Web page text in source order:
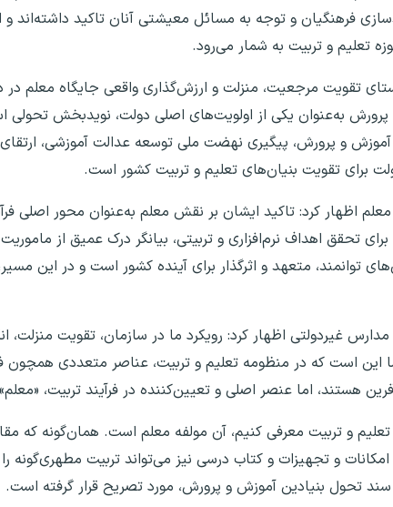
فرهنگیان و توجه به مسائل معیشتی آنان تاکید داشته‌اند و
تعلیم و تربیت به شمار می‌رود.
تقویت مرجعیت، منزلت و ارزش‌گذاری واقعی جایگاه معلم در
به‌عنوان یکی از اولویت‌های اصلی دولت، نویدبخش تحولی
و پرورش، پیگیری نهضت ملی توسعه عدالت آموزشی،
برای تقویت بنیان‌های تعلیم و تربیت کشور است.
اظهار کرد: تاکید ایشان بر نقش معلم به‌عنوان محور اصلی
تحقق اهداف نرم‌افزاری و تربیتی، بیانگر درک عمیق از
توانمند، متعهد و اثرگذار برای آینده کشور است و در این
غیردولتی اظهار کرد: رویکرد ما در سازمان، تقویت منزلت،
این است که در منظومه تعلیم و تربیت، عناصر متعددی همچون
هستند، اما عنصر اصلی و تعیین‌کننده در فرآیند تربیت،
تعلیم و تربیت معرفی کنیم، آن مولفه معلم است. همان‌گونه که
امکانات و تجهیزات و کتاب درسی نیز می‌تواند تربیت مطهری‌گونه
سند تحول بنیادین آموزش و پرورش، مورد تصریح قرار گرفته است.